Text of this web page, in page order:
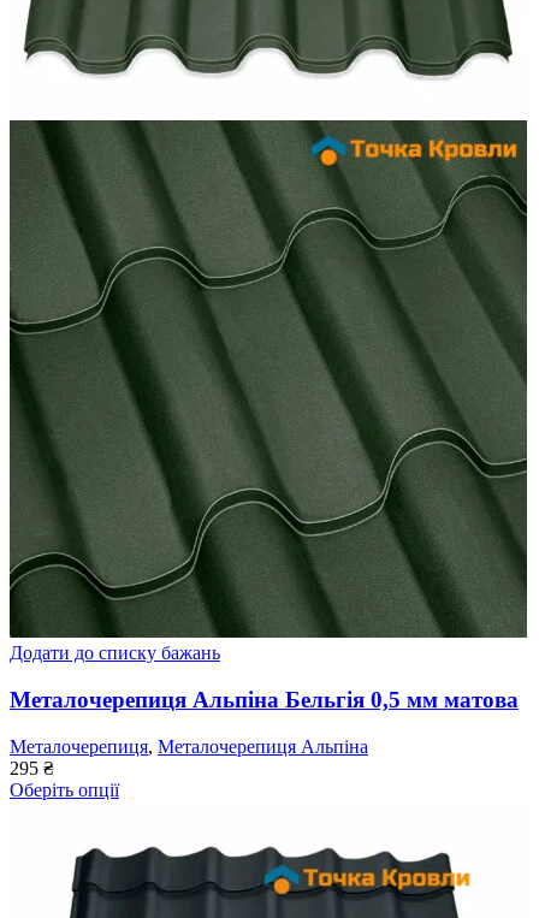
Додати до списку бажань
Металочерепиця Альпіна Бельгія 0,5 мм матова
Металочерепиця, Металочерепиця Альпіна
295 ₴
Оберіть опції